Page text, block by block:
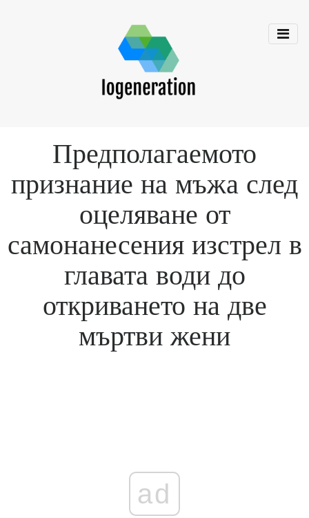
Предполагаемото
признание на мъжа след
оцеляване от
самонанесения изстрел в
главата води до
откриването на две
мъртви жени
ad